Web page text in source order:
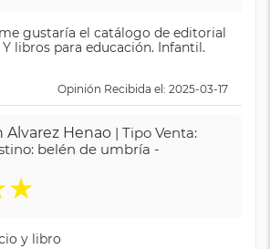
gustaría el catálogo de editorial
libros para educación. Infantil.
Opinión Recibida el: 2025-03-17
Alvarez Henao | Tipo Venta:
belén de umbría -
★
y libro